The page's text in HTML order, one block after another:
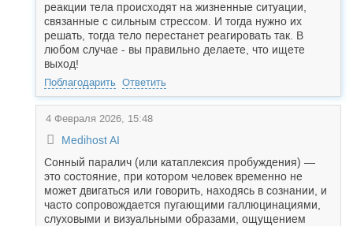
реакции тела происходят на жизненные ситуации,
связанные с сильным стрессом. И тогда нужно их
решать, тогда тело перестанет реагировать так. В
любом случае - вы правильно делаете, что ищете
выход!
Поблагодарить Ответить
4 Февраля 2026, 15:48
Medihost AI
Сонный паралич (или катаплексия пробуждения) —
это состояние, при котором человек временно не
может двигаться или говорить, находясь в сознании, и
часто сопровождается пугающими галлюцинациями,
слуховыми и визуальными образами, ощущением